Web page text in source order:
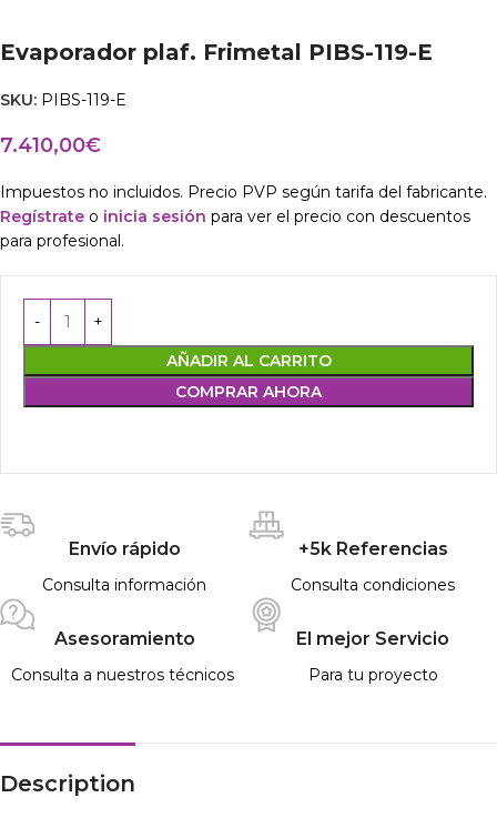
Evaporador plaf. Frimetal PIBS-119-E
SKU: PIBS-119-E
7.410,00€
Impuestos no incluidos. Precio PVP según tarifa del fabricante.
Regístrate o inicia sesión para ver el precio con descuentos
para profesional.
AÑADIR AL CARRITO
COMPRAR AHORA
Envío rápido
Consulta información
+5k Referencias
Consulta condiciones
Asesoramiento
Consulta a nuestros técnicos
El mejor Servicio
Para tu proyecto
Description